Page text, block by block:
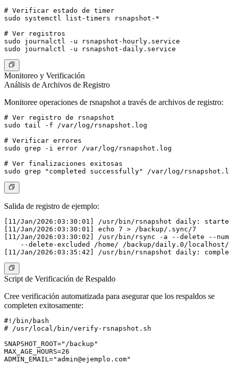
# Verificar estado de timer
sudo systemctl list-timers rsnapshot-*
# Ver registros
sudo journalctl -u rsnapshot-hourly.service
Monitoreo y Verificación
Análisis de Archivos de Registro
Monitoree operaciones de rsnapshot a través de archivos de registro:
# Ver registro de rsnapshot
sudo tail -f /var/log/rsnapshot.log
# Verificar errores
sudo grep -i error /var/log/rsnapshot.log
# Ver finalizaciones exitosas
Salida de registro de ejemplo:
[11/Jan/2026:03:30:01] /usr/bin/rsnapshot daily:
[11/Jan/2026:03:30:01] echo 7 > /backup/.sync/7
[11/Jan/2026:03:30:02] /usr/bin/rsync -a --delete --
--delete-excluded /home/ /backup/daily.0/
Script de Verificación de Respaldo
Cree verificación automatizada para asegurar que los respaldos se
completen exitosamente:
#!/bin/bash
# /usr/local/bin/verify-rsnapshot.sh
SNAPSHOT_ROOT="/backup"
MAX_AGE_HOURS=26
ADMIN_EMAIL=" admin@ejemplo.com"